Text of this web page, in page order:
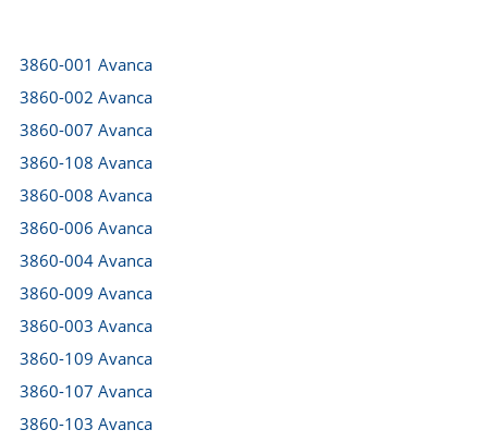
3860-001 Avanca
3860-002 Avanca
3860-007 Avanca
3860-108 Avanca
3860-008 Avanca
3860-006 Avanca
3860-004 Avanca
3860-009 Avanca
3860-003 Avanca
3860-109 Avanca
3860-107 Avanca
3860-103 Avanca